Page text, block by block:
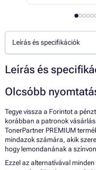
Leírás és specifikációk
Leírás és
Olcsóbb
Tegye vissza a Forintot a
korábban a patronok
TonerPartner PREMIUM
mindazok számára, akik
hogy lemondanának a
Ezzel az alternatívával